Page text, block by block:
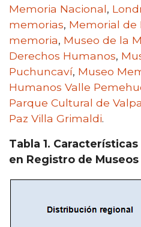
Memoria Nacional,
memorias, Memorial de
memoria, Museo de la
Derechos Humanos,
Puchuncaví, Museo
Humanos Valle
Parque Cultural de
Paz Villa Grimaldi.
Tabla 1.
en Registro de Museos